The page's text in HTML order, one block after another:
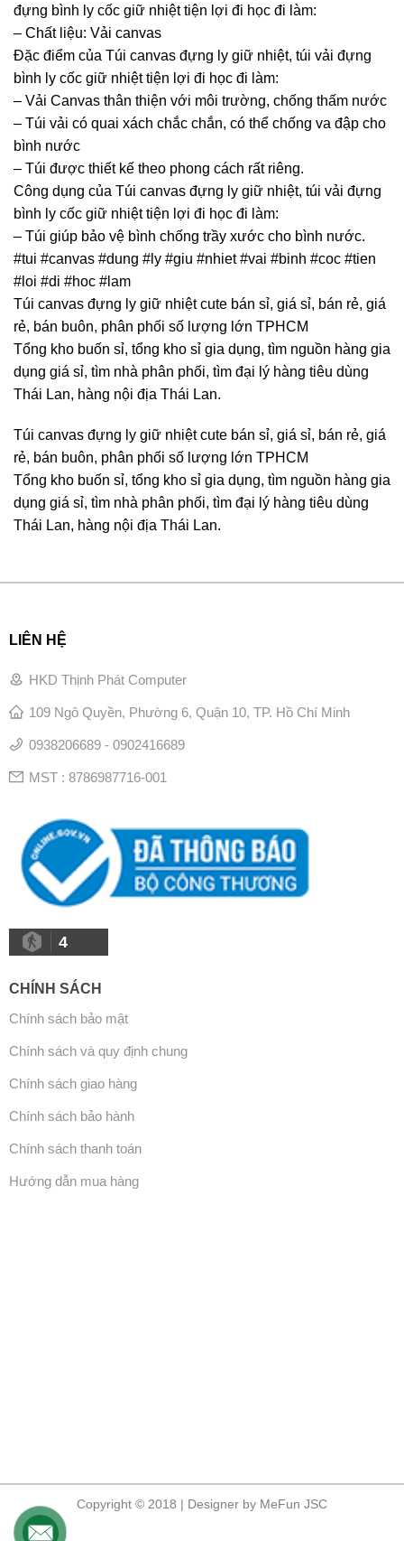
đựng bình ly cốc giữ nhiệt tiện lợi đi học đi làm:
– Chất liệu: Vải canvas
Đặc điểm của Túi canvas đựng ly giữ nhiệt, túi vải đựng
bình ly cốc giữ nhiệt tiện lợi đi học đi làm:
– Vải Canvas thân thiện với môi trường, chống thấm nước
– Túi vải có quai xách chắc chắn, có thể chống va đập cho
bình nước
– Túi được thiết kế theo phong cách rất riêng.
Công dụng của Túi canvas đựng ly giữ nhiệt, túi vải đựng
bình ly cốc giữ nhiệt tiện lợi đi học đi làm:
– Túi giúp bảo vệ bình chống trầy xước cho bình nước.
#tui #canvas #dung #ly #giu #nhiet #vai #binh #coc #tien
#loi #di #hoc #lam
Túi canvas đựng ly giữ nhiệt cute bán sỉ, giá sỉ, bán rẻ, giá
rẻ, bán buôn, phân phối số lượng lớn TPHCM
Tổng kho buốn sỉ, tổng kho sỉ gia dụng, tìm nguồn hàng gia
dụng giá sỉ, tìm nhà phân phối, tìm đại lý hàng tiêu dùng
Thái Lan, hàng nội địa Thái Lan.
Túi canvas đựng ly giữ nhiệt cute bán sỉ, giá sỉ, bán rẻ, giá
rẻ, bán buôn, phân phối số lượng lớn TPHCM
Tổng kho buốn sỉ, tổng kho sỉ gia dụng, tìm nguồn hàng gia
dụng giá sỉ, tìm nhà phân phối, tìm đại lý hàng tiêu dùng
Thái Lan, hàng nội địa Thái Lan.
LIÊN HỆ
HKD Thịnh Phát Computer
109 Ngô Quyền, Phường 6, Quận 10, TP. Hồ Chí Minh
0938206689 - 0902416689
MST : 8786987716-001
4
CHÍNH SÁCH
Chính sách bảo mật
Chính sách và quy định chung
Chính sách giao hàng
Chính sách bảo hành
Chính sách thanh toán
Hướng dẫn mua hàng
Copyright © 2018 | Designer by MeFun JSC